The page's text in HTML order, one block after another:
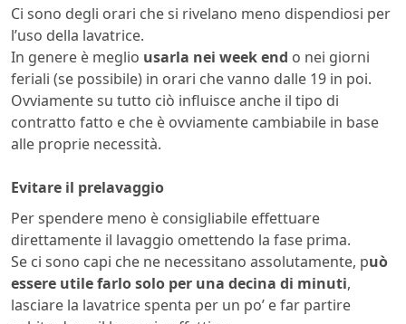
Ci sono degli orari che si rivelano meno dispendiosi per
l’uso della lavatrice.
In genere è meglio usarla nei week end o nei giorni
feriali (se possibile) in orari che vanno dalle 19 in poi.
Ovviamente su tutto ciò influisce anche il tipo di
contratto fatto e che è ovviamente cambiabile in base
alle proprie necessità.
Evitare il prelavaggio
Per spendere meno è consigliabile effettuare
direttamente il lavaggio omettendo la fase prima.
Se ci sono capi che ne necessitano assolutamente, può
essere utile farlo solo per una decina di minuti,
lasciare la lavatrice spenta per un po’ e far partire